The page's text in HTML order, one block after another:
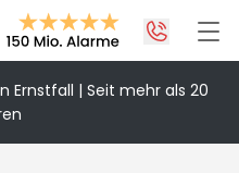
Ernstfall | Seit mehr als 20